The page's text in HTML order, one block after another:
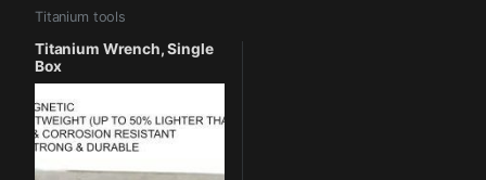
Titanium tools
Titanium Wrench, Single
Box